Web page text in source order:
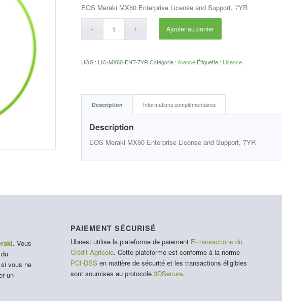
EOS Meraki MX60 Enterprise License and Support, 7YR
Ajouter au panier
UGS : LIC-MX60-ENT-7YR Catégorie :licence Étiquette : Licence
Description Informations complémentaires
Description
EOS Meraki MX60 Enterprise License and Support, 7YR
. Vous
vous ne
un
PAIEMENT SÉCURISÉ
Ubnest utilise la plateforme de paiement E-transactions du
Crédit Agricole. Cette plateforme est conforme à la norme
PCI-DSS en matière de sécurité et les transactions éligibles
sont soumises au protocole 3DSecure.